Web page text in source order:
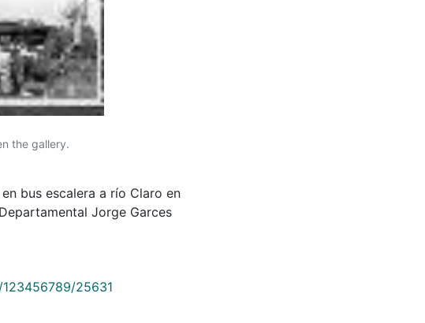
the gallery.
en bus escalera a río Claro en
Jorge Garces
25631